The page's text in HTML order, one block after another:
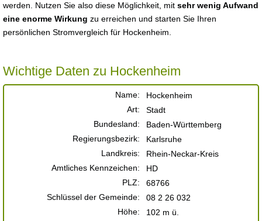
werden. Nutzen Sie also diese Möglichkeit, mit sehr wenig Aufwand
eine enorme Wirkung zu erreichen und starten Sie Ihren
persönlichen Stromvergleich für Hockenheim.
Wichtige Daten zu Hockenheim
Name:
Hockenheim
Art:
Stadt
Bundesland:
Baden-Württemberg
Regierungsbezirk:
Karlsruhe
Landkreis:
Rhein-Neckar-Kreis
Amtliches Kennzeichen:
HD
PLZ:
68766
Schlüssel der Gemeinde:
08 2 26 032
Höhe:
102 m ü.